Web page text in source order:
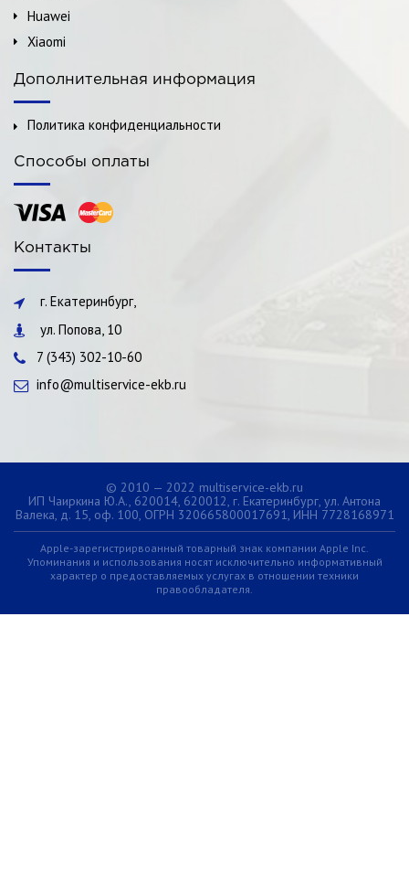
Huawei
Xiaomi
Дополнительная информация
Политика конфиденциальности
Способы оплаты
Контакты
г. Екатеринбург,
ул. Попова, 10
7 (343) 302-10-60
info@multiservice-ekb.ru
© 2010 — 2022 multiservice-ekb.ru
ИП Чаиркина Ю.А., 620014, 620012, г. Екатеринбург, ул. Антона
Валека, д. 15, оф. 100, ОГРН 320665800017691, ИНН 7728168971
Apple-зарегистрирвоанный товарный знак компании Apple Inc.
Упоминания и использования носят исключительно информативный
характер о предоставляемых услугах в отношении техники
правообладателя.